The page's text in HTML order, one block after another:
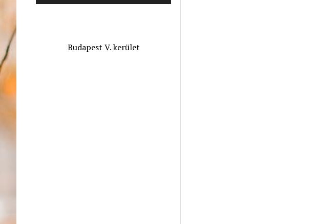
Budapest V. kerület